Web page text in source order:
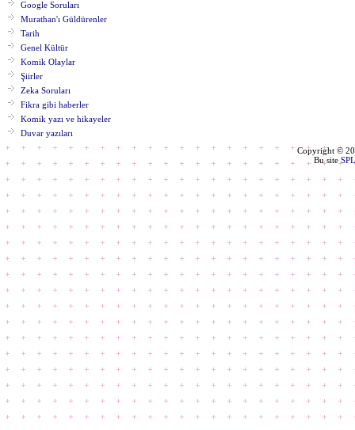
Google Soruları
Murathan'ı Güldürenler
Tarih
Genel Kültür
Komik Olaylar
Şiirler
Zeka Soruları
Fikra gibi haberler
Komik yazı ve hikayeler
Duvar yazıları
Copyright ©
Bu siteSPL